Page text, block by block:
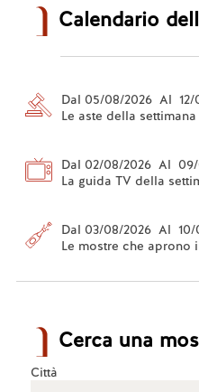
Calendario
Dal 05/08/2026 Al 12/
Le aste della settimana
Dal 02/08/2026 Al
La guida TV della
Dal 03/08/2026 Al 10/
Le mostre che aprono
Cerca una
Città